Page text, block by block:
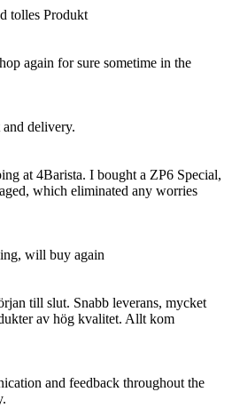
tolles Produkt
again for sure sometime in the
delivery.
at 4Barista. I bought a ZP6 Special,
which eliminated any worries
will buy again
till slut. Snabb leverans, mycket
av hög kvalitet. Allt kom
and feedback throughout the